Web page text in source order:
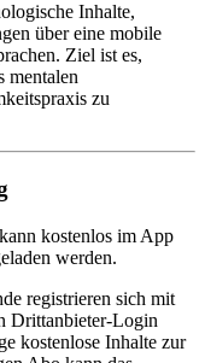
Inhalte,
über eine mobile
Ziel ist es,
mentalen
zu
kostenlos im App
werden.
registrieren sich mit
Drittanbieter-Login
kostenlose Inhalte zur